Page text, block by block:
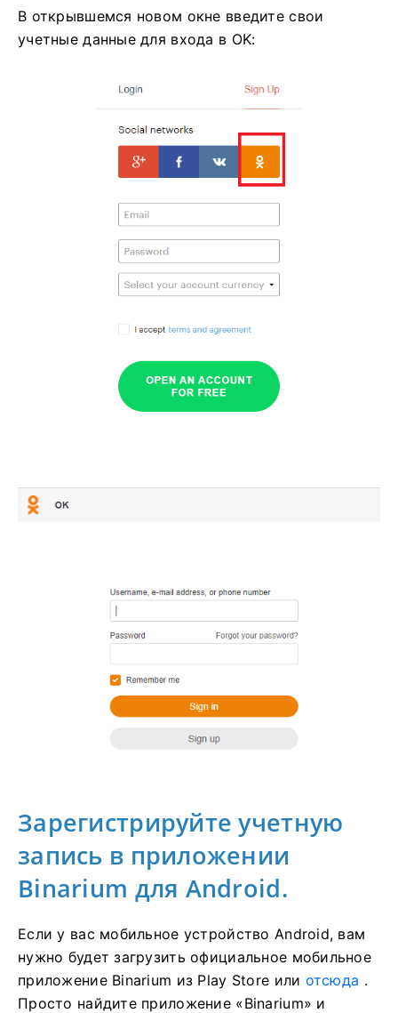
В открывшемся новом окне введите свои
учетные данные для входа в OK:
Зарегистрируйте учетную
запись в приложении
Binarium для Android.
Если у вас мобильное устройство Android, вам
нужно будет загрузить официальное мобильное
приложение Binarium из Play Store или отсюда .
Просто найдите приложение «Binarium» и